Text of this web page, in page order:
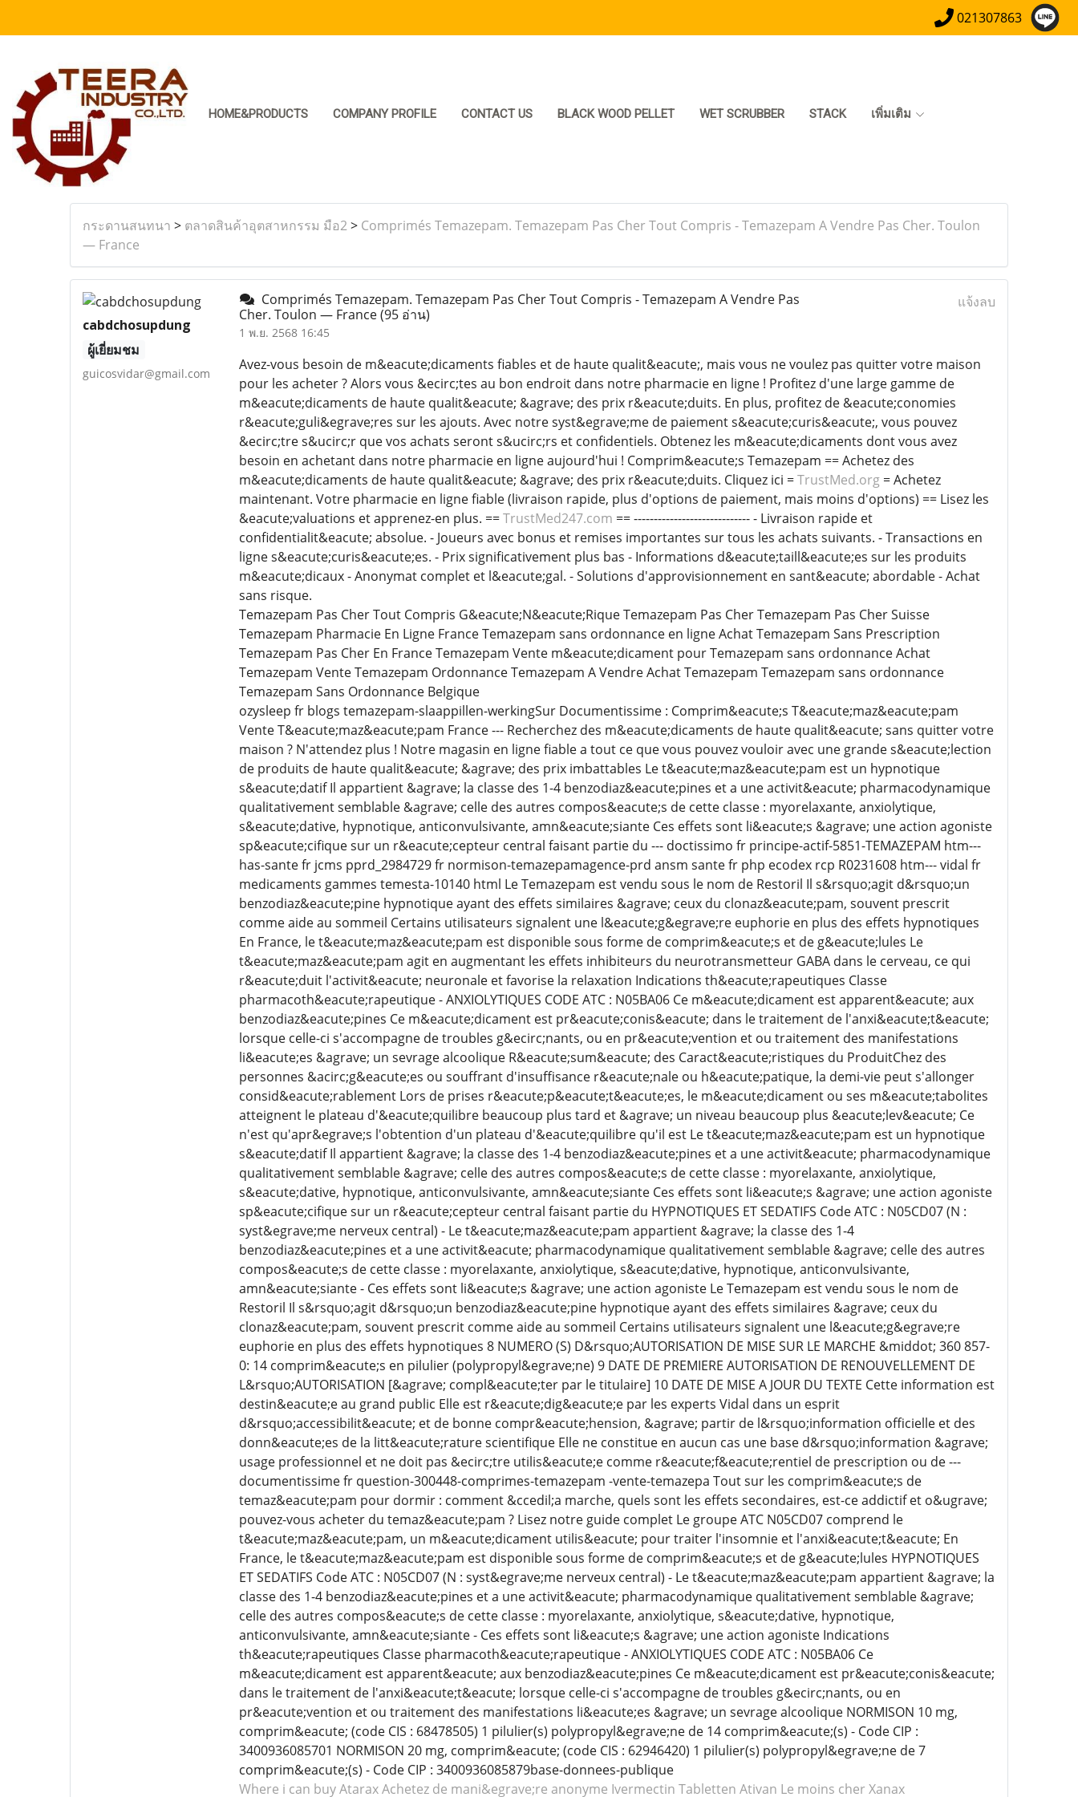
021307863
HOME&PRODUCTS COMPANY PROFILE CONTACT US BLACK WOOD PELLET WET SCRUBBER STACK เพิ่มเติม
กระดานสนทนา > ตลาดสินค้าอุตสาหกรรม มือ2> Comprimés Temazepam. Temazepam Pas Cher Tout Compris - Temazepam A Vendre Pas Cher. Toulon
— France
cabdchosupdung
ผู้เยี่ยมชม
guicosvidar@gmail.com
Comprimés Temazepam. Temazepam Pas Cher Tout Compris - Temazepam A Vendre Pas
Cher. Toulon — France(95 อ่าน)
1 พ.ย. 2568 16:45
แจ้งลบ
Avez-vous besoin de m&eacute;dicaments fiables et de haute qualit&eacute;, mais vous ne voulez pas quitter votre maison
pour les acheter ? Alors vous &ecirc;tes au bon endroit dans notre pharmacie en ligne ! Profitez d'une large gamme de
m&eacute;dicaments de haute qualit&eacute; &agrave; des prix r&eacute;duits. En plus, profitez de &eacute;conomies
r&eacute;guli&egrave;res sur les ajouts. Avec notre syst&egrave;me de paiement s&eacute;curis&eacute;, vous pouvez
&ecirc;tre s&ucirc;r que vos achats seront s&ucirc;rs et confidentiels. Obtenez les m&eacute;dicaments dont vous avez
besoin en achetant dans notre pharmacie en ligne aujourd'hui ! Comprim&eacute;s Temazepam == Achetez des
m&eacute;dicaments de haute qualit&eacute; &agrave; des prix r&eacute;duits. Cliquez ici =TrustMed.org= Achetez
maintenant. Votre pharmacie en ligne fiable (livraison rapide, plus d'options de paiement, mais moins d'options) == Lisez les
&eacute;valuations et apprenez-en plus. ==TrustMed247.com == ----------------------------- - Livraison rapide et
confidentialit&eacute; absolue. - Joueurs avec bonus et remises importantes sur tous les achats suivants. - Transactions en
ligne s&eacute;curis&eacute;es. - Prix significativement plus bas - Informations d&eacute;taill&eacute;es sur les produits
m&eacute;dicaux - Anonymat complet et l&eacute;gal. - Solutions d'approvisionnement en sant&eacute; abordable - Achat
sans risque.
Temazepam Pas Cher Tout Compris G&eacute;N&eacute;Rique Temazepam Pas Cher Temazepam Pas Cher Suisse
Temazepam Pharmacie En Ligne France Temazepam sans ordonnance en ligne Achat Temazepam Sans Prescription
Temazepam Pas Cher En France Temazepam Vente m&eacute;dicament pour Temazepam sans ordonnance Achat
Temazepam Vente Temazepam Ordonnance Temazepam A Vendre Achat Temazepam Temazepam sans ordonnance
Temazepam Sans Ordonnance Belgique
ozysleep fr blogs temazepam-slaappillen-werkingSur Documentissime : Comprim&eacute;s T&eacute;maz&eacute;pam
Vente T&eacute;maz&eacute;pam France --- Recherchez des m&eacute;dicaments de haute qualit&eacute; sans quitter votre
maison ? N'attendez plus ! Notre magasin en ligne fiable a tout ce que vous pouvez vouloir avec une grande s&eacute;lection
de produits de haute qualit&eacute; &agrave; des prix imbattables Le t&eacute;maz&eacute;pam est un hypnotique
s&eacute;datif Il appartient &agrave; la classe des 1-4 benzodiaz&eacute;pines et a une activit&eacute; pharmacodynamique
qualitativement semblable &agrave; celle des autres compos&eacute;s de cette classe : myorelaxante, anxiolytique,
s&eacute;dative, hypnotique, anticonvulsivante, amn&eacute;siante Ces effets sont li&eacute;s &agrave; une action agoniste
sp&eacute;cifique sur un r&eacute;cepteur central faisant partie du --- doctissimo fr principe-actif-5851-TEMAZEPAM htm---
has-sante fr jcms pprd_2984729 fr normison-temazepamagence-prd ansm sante fr php ecodex rcp R0231608 htm--- vidal fr
medicaments gammes temesta-10140 html Le Temazepam est vendu sous le nom de Restoril Il s&rsquo;agit d&rsquo;un
benzodiaz&eacute;pine hypnotique ayant des effets similaires &agrave; ceux du clonaz&eacute;pam, souvent prescrit
comme aide au sommeil Certains utilisateurs signalent une l&eacute;g&egrave;re euphorie en plus des effets hypnotiques
En France, le t&eacute;maz&eacute;pam est disponible sous forme de comprim&eacute;s et de g&eacute;lules Le
t&eacute;maz&eacute;pam agit en augmentant les effets inhibiteurs du neurotransmetteur GABA dans le cerveau, ce qui
r&eacute;duit l'activit&eacute; neuronale et favorise la relaxation Indications th&eacute;rapeutiques Classe
pharmacoth&eacute;rapeutique - ANXIOLYTIQUES CODE ATC : N05BA06 Ce m&eacute;dicament est apparent&eacute; aux
benzodiaz&eacute;pines Ce m&eacute;dicament est pr&eacute;conis&eacute; dans le traitement de l'anxi&eacute;t&eacute;
lorsque celle-ci s'accompagne de troubles g&ecirc;nants, ou en pr&eacute;vention et ou traitement des manifestations
li&eacute;es &agrave; un sevrage alcoolique R&eacute;sum&eacute; des Caract&eacute;ristiques du ProduitChez des
personnes &acirc;g&eacute;es ou souffrant d'insuffisance r&eacute;nale ou h&eacute;patique, la demi-vie peut s'allonger
consid&eacute;rablement Lors de prises r&eacute;p&eacute;t&eacute;es, le m&eacute;dicament ou ses m&eacute;tabolites
atteignent le plateau d'&eacute;quilibre beaucoup plus tard et &agrave; un niveau beaucoup plus &eacute;lev&eacute; Ce
n'est qu'apr&egrave;s l'obtention d'un plateau d'&eacute;quilibre qu'il est Le t&eacute;maz&eacute;pam est un hypnotique
s&eacute;datif Il appartient &agrave; la classe des 1-4 benzodiaz&eacute;pines et a une activit&eacute; pharmacodynamique
qualitativement semblable &agrave; celle des autres compos&eacute;s de cette classe : myorelaxante, anxiolytique,
s&eacute;dative, hypnotique, anticonvulsivante, amn&eacute;siante Ces effets sont li&eacute;s &agrave; une action agoniste
sp&eacute;cifique sur un r&eacute;cepteur central faisant partie du HYPNOTIQUES ET SEDATIFS Code ATC : N05CD07 (N :
syst&egrave;me nerveux central) - Le t&eacute;maz&eacute;pam appartient &agrave; la classe des 1-4
benzodiaz&eacute;pines et a une activit&eacute; pharmacodynamique qualitativement semblable &agrave; celle des autres
compos&eacute;s de cette classe : myorelaxante, anxiolytique, s&eacute;dative, hypnotique, anticonvulsivante,
amn&eacute;siante - Ces effets sont li&eacute;s &agrave; une action agoniste Le Temazepam est vendu sous le nom de
Restoril Il s&rsquo;agit d&rsquo;un benzodiaz&eacute;pine hypnotique ayant des effets similaires &agrave; ceux du
clonaz&eacute;pam, souvent prescrit comme aide au sommeil Certains utilisateurs signalent une l&eacute;g&egrave;re
euphorie en plus des effets hypnotiques 8 NUMERO (S) D&rsquo;AUTORISATION DE MISE SUR LE MARCHE &middot; 360 857-
0: 14 comprim&eacute;s en pilulier (polypropyl&egrave;ne) 9 DATE DE PREMIERE AUTORISATION DE RENOUVELLEMENT DE
L&rsquo;AUTORISATION [&agrave; compl&eacute;ter par le titulaire] 10 DATE DE MISE A JOUR DU TEXTE Cette information est
destin&eacute;e au grand public Elle est r&eacute;dig&eacute;e par les experts Vidal dans un esprit
d&rsquo;accessibilit&eacute; et de bonne compr&eacute;hension, &agrave; partir de l&rsquo;information officielle et des
donn&eacute;es de la litt&eacute;rature scientifique Elle ne constitue en aucun cas une base d&rsquo;information &agrave;
usage professionnel et ne doit pas &ecirc;tre utilis&eacute;e comme r&eacute;f&eacute;rentiel de prescription ou de ---
documentissime fr question-300448-comprimes-temazepam -vente-temazepa Tout sur les comprim&eacute;s de
temaz&eacute;pam pour dormir : comment &ccedil;a marche, quels sont les effets secondaires, est-ce addictif et o&ugrave;
pouvez-vous acheter du temaz&eacute;pam ? Lisez notre guide complet Le groupe ATC N05CD07 comprend le
t&eacute;maz&eacute;pam, un m&eacute;dicament utilis&eacute; pour traiter l'insomnie et l'anxi&eacute;t&eacute; En
France, le t&eacute;maz&eacute;pam est disponible sous forme de comprim&eacute;s et de g&eacute;lules HYPNOTIQUES
ET SEDATIFS Code ATC : N05CD07 (N : syst&egrave;me nerveux central) - Le t&eacute;maz&eacute;pam appartient &agrave; la
classe des 1-4 benzodiaz&eacute;pines et a une activit&eacute; pharmacodynamique qualitativement semblable &agrave;
celle des autres compos&eacute;s de cette classe : myorelaxante, anxiolytique, s&eacute;dative, hypnotique,
anticonvulsivante, amn&eacute;siante - Ces effets sont li&eacute;s &agrave; une action agoniste Indications
th&eacute;rapeutiques Classe pharmacoth&eacute;rapeutique - ANXIOLYTIQUES CODE ATC : N05BA06 Ce
m&eacute;dicament est apparent&eacute; aux benzodiaz&eacute;pines Ce m&eacute;dicament est pr&eacute;conis&eacute;
dans le traitement de l'anxi&eacute;t&eacute; lorsque celle-ci s'accompagne de troubles g&ecirc;nants, ou en
pr&eacute;vention et ou traitement des manifestations li&eacute;es &agrave; un sevrage alcoolique NORMISON 10 mg,
comprim&eacute; (code CIS : 68478505) 1 pilulier(s) polypropyl&egrave;ne de 14 comprim&eacute;(s) - Code CIP :
3400936085701 NORMISON 20 mg, comprim&eacute; (code CIS : 62946420) 1 pilulier(s) polypropyl&egrave;ne de 7
comprim&eacute;(s) - Code CIP : 3400936085879base-donnees-publique
Where i can buy AtaraxAchetez de mani&egrave;re anonyme Ivermectin Tabletten Ativan Le moins cher Xanax